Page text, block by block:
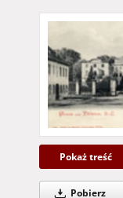
Pokaż treść
Pobierz